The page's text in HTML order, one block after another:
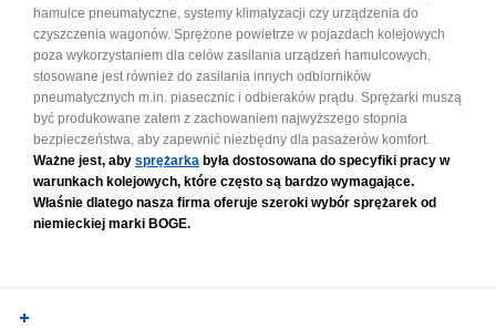
hamulce pneumatyczne, systemy klimatyzacji czy urządzenia do
czyszczenia wagonów. Sprężone powietrze w pojazdach kolejowych
poza wykorzystaniem dla celów zasilania urządzeń hamulcowych,
stosowane jest również do zasilania innych odbiorników
pneumatycznych m.in. piasecznic i odbieraków prądu. Sprężarki muszą
być produkowane zatem z zachowaniem najwyższego stopnia
bezpieczeństwa, aby zapewnić niezbędny dla pasażerów komfort.
Ważne jest, aby sprężarka była dostosowana do specyfiki pracy w
warunkach kolejowych, które często są bardzo wymagające.
Właśnie dlatego nasza firma oferuje szeroki wybór sprężarek od
niemieckiej marki BOGE.